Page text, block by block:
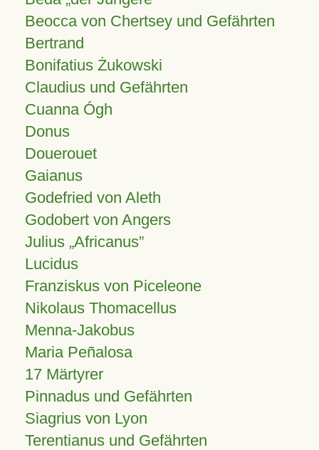
Beocca von Chertsey und Gefährten
Bertrand
Bonifatius Żukowski
Claudius und Gefährten
Cuanna Ógh
Donus
Douerouet
Gaianus
Godefried von Aleth
Godobert von Angers
Julius Africanus
Lucidus
Franziskus von Piceleone
Nikolaus Thomacellus
Menna-Jakobus
Maria Peñalosa
17 Märtyrer
Pinnadus und Gefährten
Siagrius von Lyon
Terentianus und Gefährten